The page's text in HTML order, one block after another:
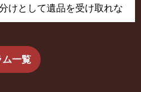
けとして遺品を受け取れな
束した念書は有効か？
ム一覧